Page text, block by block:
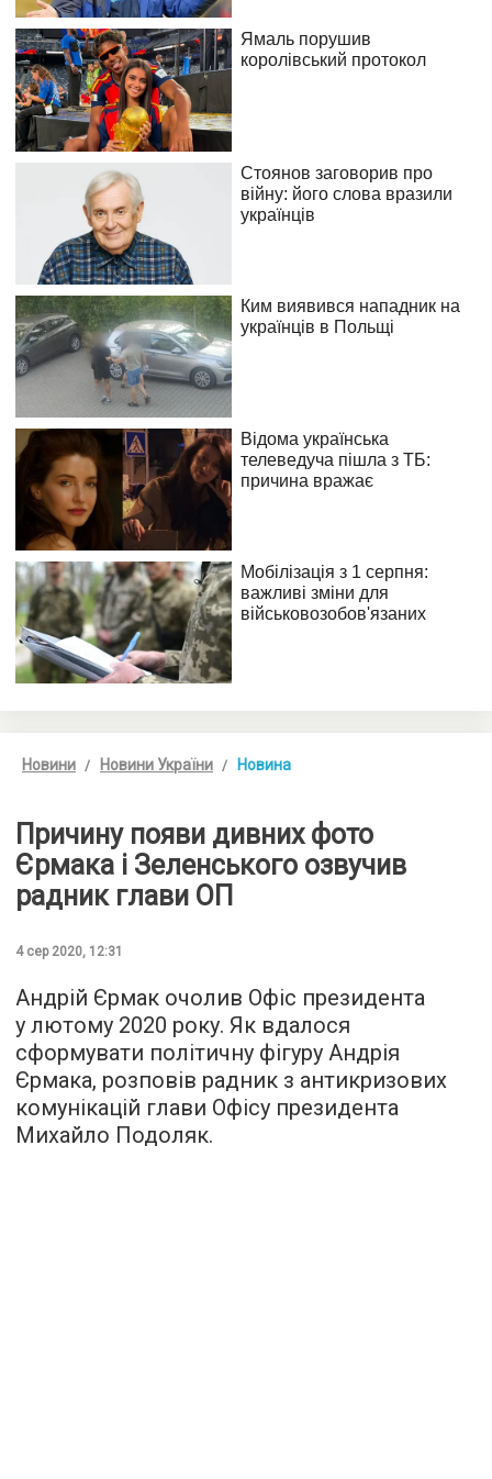
Новини Новини України Новина
Причину появи дивних фото
Єрмака і Зеленського озвучив
радник глави ОП
4 сер 2020, 12:31
Андрій Єрмак очолив Офіс президента
у лютому 2020 року. Як вдалося
сформувати політичну фігуру Андрія
Єрмака, розповів радник з антикризових
комунікацій глави Офісу президента
Михайло Подоляк.